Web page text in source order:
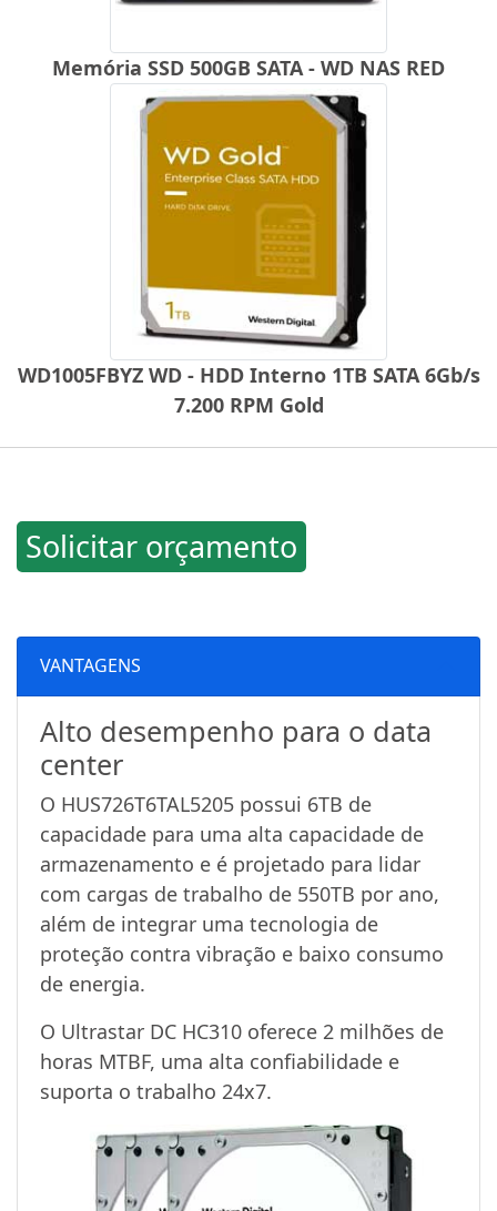
Memória SSD 500GB SATA - WD NAS RED
WD1005FBYZ WD - HDD Interno 1TB SATA 6Gb/s
7.200 RPM Gold
Solicitar orçamento
VANTAGENS
Alto desempenho para o data
center
O HUS726T6TAL5205 possui 6TB de
capacidade para uma alta capacidade de
armazenamento e é projetado para lidar
com cargas de trabalho de 550TB por ano,
além de integrar uma tecnologia de
proteção contra vibração e baixo consumo
de energia.
O Ultrastar DC HC310 oferece 2 milhões de
horas MTBF, uma alta confiabilidade e
suporta o trabalho 24x7.